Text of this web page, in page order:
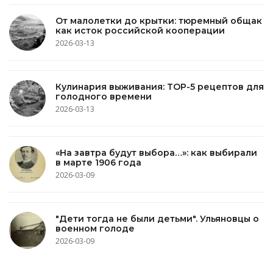
От малолетки до крытки: тюремный общак
как исток российской кооперации
2026-03-13
Кулинария выживания: TOP-5 рецептов для
голодного времени
2026-03-13
«На завтра будут выбора…»: как выбирали
в марте 1906 года
2026-03-09
"Дети тогда не были детьми". Ульяновцы о
военном голоде
2026-03-09